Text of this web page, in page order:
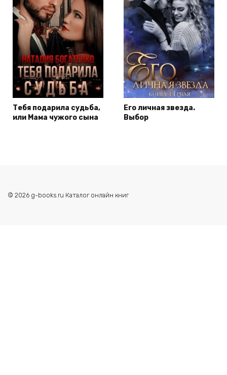
Тебя подарила судьба,
или Мама чужого сына
Его личная звезда.
Выбор
© 2026 g-books.ru Каталог онлайн книг